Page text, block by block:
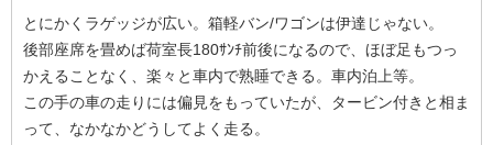
とにかくラゲッジが広い。箱軽バン/ワゴンは伊達じゃない。
後部座席を畳めば荷室長180ｻﾝﾁ前後になるので、ほぼ足もつっ
かえることなく、楽々と車内で熟睡できる。車内泊上等。
この手の車の走りには偏見をもっていたが、タービン付きと相ま
って、なかなかどうしてよく走る。